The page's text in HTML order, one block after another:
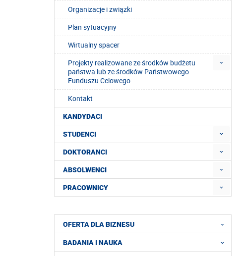
Organizacje i związki
Plan sytuacyjny
Wirtualny spacer
Projekty realizowane ze środków budżetu
państwa lub ze środków Państwowego
Funduszu Celowego
Kontakt
KANDYDACI
STUDENCI
DOKTORANCI
ABSOLWENCI
PRACOWNICY
OFERTA DLA BIZNESU
BADANIA I NAUKA